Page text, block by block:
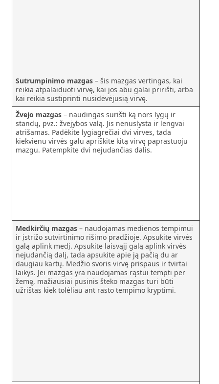
Sutrumpinimo mazgas – šis mazgas vertingas, kai
reikia atpalaiduoti virvę, kai jos abu galai pririšti, arba
kai reikia sustiprinti nusidėvėjusią virvę.
Žvejo mazgas – naudingas surišti ką nors lygų ir
standų, pvz.: žvejybos valą. Jis nenuslysta ir lengvai
atrišamas. Padėkite lygiagrečiai dvi virves, tada
kiekvienu virvės galu apriškite kitą virvę paprastuoju
mazgu. Patempkite dvi nejudančias dalis.
Medkirčių mazgas – naudojamas medienos tempimui
ir įstrižo sutvirtinimo rišimo pradžioje. Apsukite virvės
galą aplink medį. Apsukite laisvąjį galą aplink virvės
nejudančią dalį, tada apsukite apie ją pačią du ar
daugiau kartų. Medžio svoris virvę prispaus ir tvirtai
laikys. Jei mazgas yra naudojamas rąstui tempti per
žemę, mažiausiai pusinis šteko mazgas turi būti
užrištas kiek tolėliau ant rasto tempimo kryptimi.